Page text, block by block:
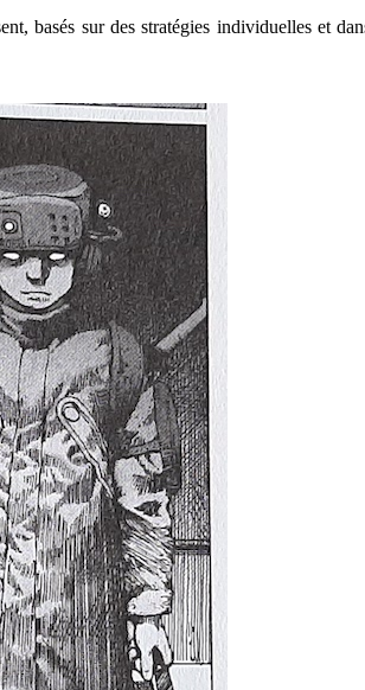
basés sur des stratégies individuelles et